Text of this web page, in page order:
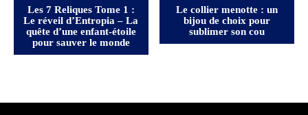
Les 7 Reliques Tome 1 :
Le réveil d’Entropia – La
quête d’une enfant-étoile
pour sauver le monde
Le collier menotte : un
bijou de choix pour
sublimer son cou